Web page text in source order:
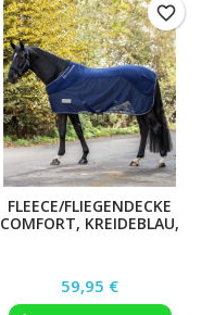
FLEECE/FLIEGENDECKE
COMFORT, KREIDEBLAU,
Preis
59,95 €
favorite_border